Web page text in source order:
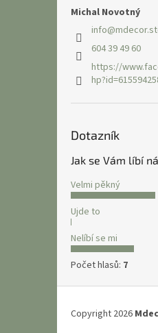
Michal Novotný
info@
604 39 49 60
https://
Dotazník
Jak se Vám líbí
Velmi pěkný
Ujde to
Nelíbí se mi
Počet hlasů: 7
Copyright 2026